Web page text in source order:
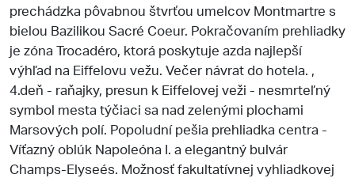
prechádzka pôvabnou štvrťou umelcov Montmartre s
bielou Bazilikou Sacré Coeur. Pokračovaním prehliadky
je zóna Trocadéro, ktorá poskytuje azda najlepší
výhľad na Eiffelovu vežu. Večer návrat do hotela. ,
4.deň - raňajky, presun k Eiffelovej veži - nesmrteľný
symbol mesta týčiaci sa nad zelenými plochami
Marsových polí. Popoludní pešia prehliadka centra -
Víťazný oblúk Napoleóna I. a elegantný bulvár
Champs-Elyseés. Možnosť fakultatívnej vyhliadkovej